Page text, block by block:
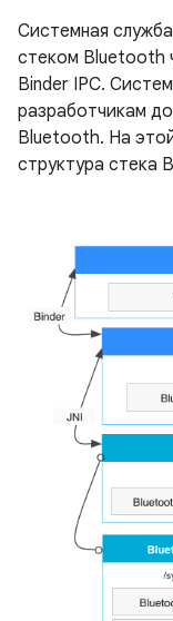
Системная
стеком Bluetooth
Binder IPC.
разработчикам
Bluetooth. На
структура стека